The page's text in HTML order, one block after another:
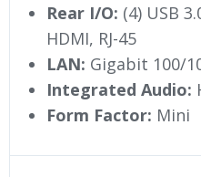
Rear I/O: (4) USB
HDMI, RJ-45
LAN: Gigabit 100/
Integrated Audio:
Form Factor: Mini